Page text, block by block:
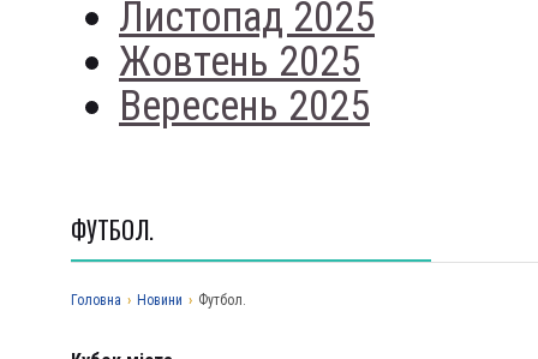
Листопад 2025
Жовтень 2025
Вересень 2025
ФУТБОЛ.
Головна › Новини › Футбол.